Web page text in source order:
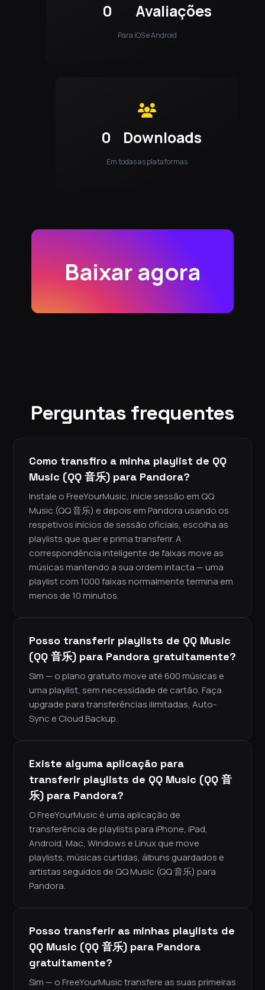
0 Avaliações
Para iOS e Android
0 Downloads
Em todas as plataformas
Baixar agora
Perguntas frequentes
Como transfiro a minha playlist de QQ
Music (QQ 音乐) para Pandora?
Instale o FreeYourMusic, inicie sessão em QQ
Music (QQ 音乐) e depois em Pandora usando os
respetivos inícios de sessão oficiais, escolha as
playlists que quer e prima transferir. A
correspondência inteligente de faixas move as
músicas mantendo a sua ordem intacta — uma
playlist com 1000 faixas normalmente termina em
menos de 10 minutos.
Posso transferir playlists de QQ Music
(QQ 音乐) para Pandora gratuitamente?
Sim — o plano gratuito move até 600 músicas e
uma playlist, sem necessidade de cartão. Faça
upgrade para transferências ilimitadas, Auto-
Sync e Cloud Backup.
Existe alguma aplicação para
transferir playlists de QQ Music (QQ 音
乐) para Pandora?
O FreeYourMusic é uma aplicação de
transferência de playlists para iPhone, iPad,
Android, Mac, Windows e Linux que move
playlists, músicas curtidas, álbuns guardados e
artistas seguidos de QQ Music (QQ 音乐) para
Pandora.
Posso transferir as minhas playlists de
QQ Music (QQ 音乐) para Pandora
gratuitamente?
Sim — o FreeYourMusic transfere as suas primeiras